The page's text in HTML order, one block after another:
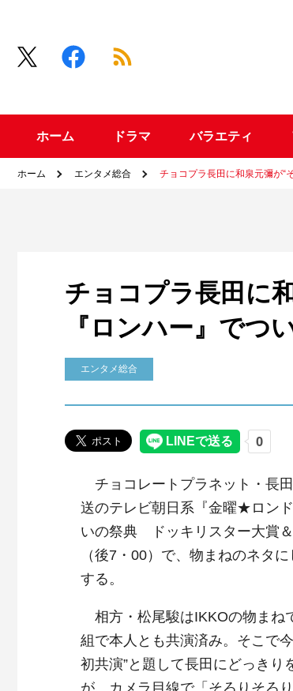
ホーム ドラマ バラエティ
ホーム エンタメ総合 チョコプラ長田に和泉元彌が“
チョコプラ長田に
『ロンハー』でつ
エンタメ総合
チョコレートプラネット・長
送のテレビ朝日系『金曜★ロン
いの祭典 ドッキリスター大賞＆
（後7・00）で、物まねのネタ
する。
相方・松尾駿はIKKOの物まね
組で本人とも共演済み。そこで
初共演”と題して長田にどっき
が、カメラ目線で「そろりそろ